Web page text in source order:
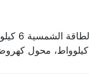
كيلوواط، 12 كيلوواط،